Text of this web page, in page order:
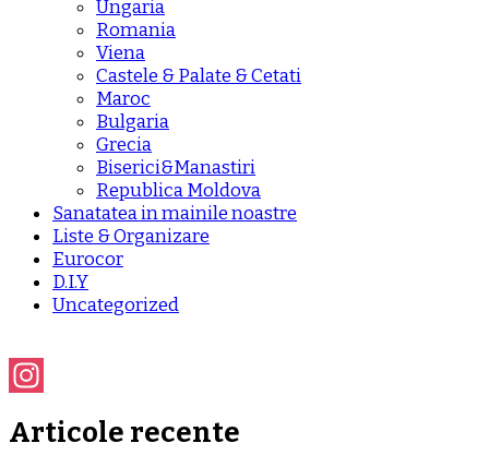
Ungaria
Romania
Viena
Castele & Palate & Cetati
Maroc
Bulgaria
Grecia
Biserici&Manastiri
Republica Moldova
Sanatatea in mainile noastre
Liste & Organizare
Eurocor
D.I.Y
Uncategorized
Articole recente